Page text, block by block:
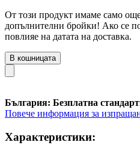
От този продукт имаме само
допълнителни бройки! Ако се
повлияе на датата на доставка.
В кошницата
България: Безплатна
Повече информация за
Характеристики: